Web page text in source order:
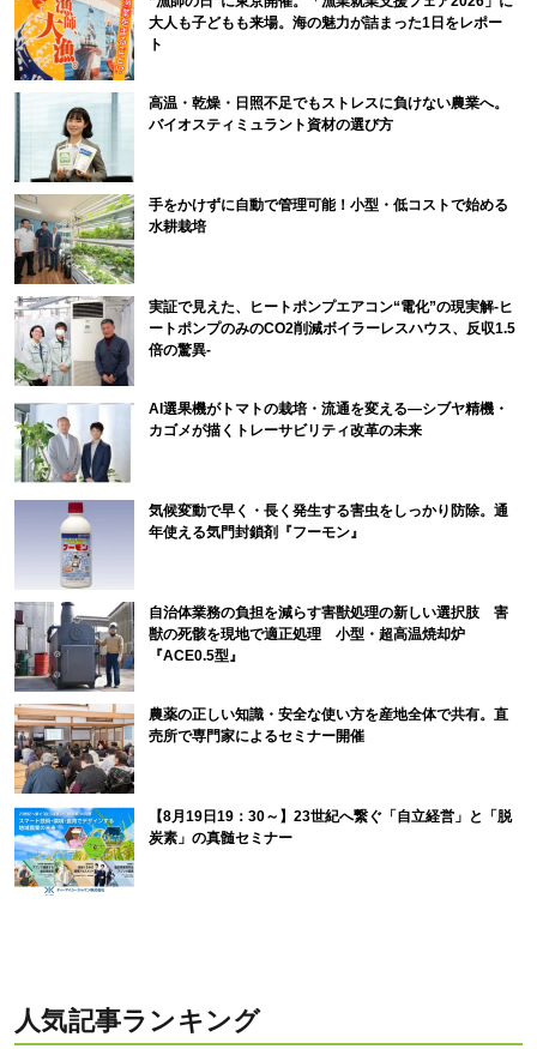
大人も子どもも来場。海の魅力が詰まった1日をレポー
ト
高温・乾燥・日照不足でもストレスに負けない農業へ。
バイオスティミュラント資材の選び方
手をかけずに自動で管理可能！小型・低コストで始める
水耕栽培
実証で見えた、ヒートポンプエアコン“電化”の現実解-ヒ
ートポンプのみのCO2削減ボイラーレスハウス、反収1.5
倍の驚異-
AI選果機がトマトの栽培・流通を変える―シブヤ精機・
カゴメが描くトレーサビリティ改革の未来
気候変動で早く・長く発生する害虫をしっかり防除。通
年使える気門封鎖剤『フーモン』
自治体業務の負担を減らす害獣処理の新しい選択肢 害
獣の死骸を現地で適正処理 小型・超高温焼却炉
『ACE0.5型』
農薬の正しい知識・安全な使い方を産地全体で共有。直
売所で専門家によるセミナー開催
【8月19日19：30～】23世紀へ繋ぐ「自立経営」と「脱
炭素」の真髄セミナー
人気記事ランキング